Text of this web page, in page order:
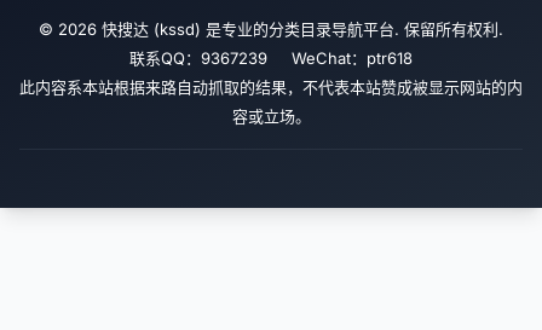
© 2026 快搜达 (kssd) 是专业的分类目录导航平台. 保留所有权利.
联系QQ：9367239 WeChat：ptr618
此内容系本站根据来路自动抓取的结果，不代表本站赞成被显示网站的内
容或立场。